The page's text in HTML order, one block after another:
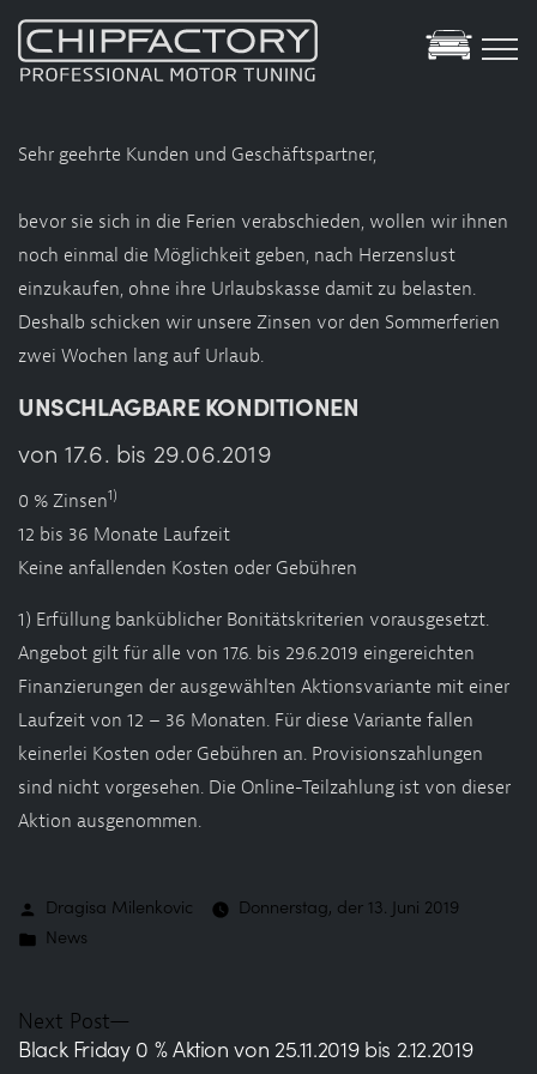
YouTube
Services
Motortuning
Specials
Motorsport
Green-Tuning
Leistungsprüfstand
Shop
Termin
Sehr geehrte Kunden und Geschäftspartner,
bevor sie sich in die Ferien verabschieden, wollen wir ihnen
noch einmal die Möglichkeit geben, nach Herzenslust
einzukaufen, ohne ihre Urlaubskasse damit zu belasten.
Deshalb schicken wir unsere Zinsen vor den Sommerferien
zwei Wochen lang auf Urlaub.
UNSCHLAGBAREKONDITIONEN
von 17.6. bis 29.06.2019
0 % Zinsen1)
12 bis 36 Monate Laufzeit
Keine anfallenden Kosten oder Gebühren
1) Erfüllung banküblicher Bonitätskriterien vorausgesetzt.
Angebot gilt für alle von 17.6. bis 29.6.2019 eingereichten
Finanzierungen der ausgewählten Aktionsvariante mit einer
Laufzeit von 12 – 36 Monaten. Für diese Variante fallen
keinerlei Kosten oder Gebühren an. Provisionszahlungen
sind nicht vorgesehen. Die Online-Teilzahlung ist von dieser
Aktion ausgenommen.
Posted
by
Dragisa Milenkovic
Donnerstag, der 13. Juni 2019
Posted
News
BEITRAGSNAVIGATION
Next Post
post:
Black Friday 0 % Aktion von 25.11.2019 bis 2.12.2019